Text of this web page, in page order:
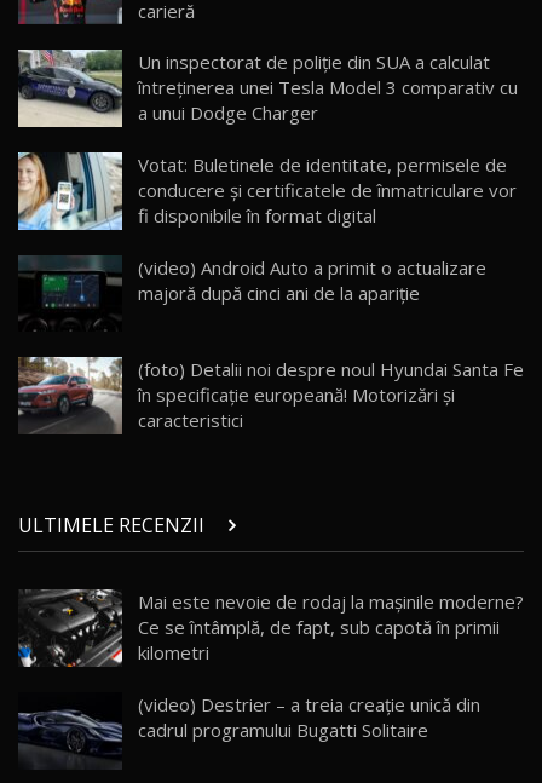
23
Lynk & Co 01 / Test Drive AutoBlog.MD
25:19
24
ZEEKR 009: Cel mai Performant și Confortabil
Van Electric Testat în Moldova / AutoBlog.MD
26:38
mai Exclusiv și Puternic Defender Testat în
Moldova
32:21
26
AutoBlog.MD
10:57
28
Noul Geely Monjaro 2025! Mai ieftin și mai
dotat / Test Drive AutoBlog.MD
29
ZEEKR 9X - PRIMUL TEST DRIVE ÎN ROMÂNĂ!
CUM SE CONDUCE?
33:40
30
Primele impresii despre BYD Seal U DM-i,
Sealion 7 și Seal 5 DM-i / Test Drive
carieră
Un inspectorat de poliţie din SUA a calculat
întreținerea unei Tesla Model 3 comparativ cu
a unui Dodge Charger
Votat: Buletinele de identitate, permisele de
conducere și certificatele de înmatriculare vor
fi disponibile în format digital
(video) Android Auto a primit o actualizare
majoră după cinci ani de la apariţie
(foto) Detalii noi despre noul Hyundai Santa Fe
în specificaţie europeană! Motorizări şi
caracteristici
ULTIMELE RECENZII
Mai este nevoie de rodaj la mașinile moderne?
Ce se întâmplă, de fapt, sub capotă în primii
kilometri
(video) Destrier – a treia creație unică din
cadrul programului Bugatti Solitaire